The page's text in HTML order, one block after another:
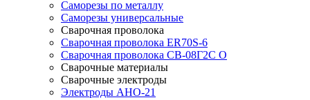
Саморезы по металлу
Саморезы универсальные
Сварочная проволока
Сварочная проволока ER70S-6
Сварочная проволока СВ-08Г2С О
Сварочные материалы
Сварочные электроды
Электроды АНО-21